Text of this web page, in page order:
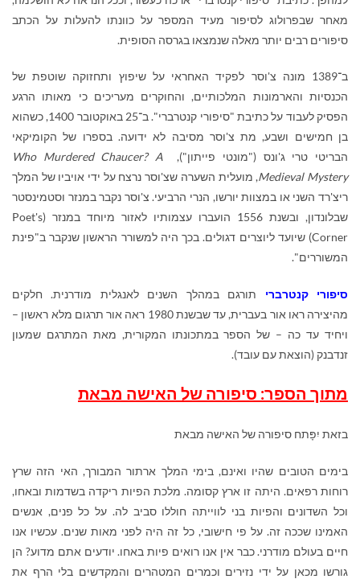
מאחר שבפרולוג לסיפור מעיד המספר על כוונתו להעלות על הכתב
סיפורים רבים יותר מאלה שנמצאו בגרסה הסופית.
ב־1389 מונה צ'וסר לפקיד האחראי על שיפוץ ותחזוקה שוטפת של
הכנסיות והארמונות המלכותיים, והחוקרים מעריכים כי מאותו הרגע
הפסיק לעבוד על כתיבת "סיפורי קנטרברי". ב־25 באוקטובר 1400, כשהוא
בן חמישים ושבע, מת צ'וסר מסיבה לא ידועה. בספרו של הקומיקאי
הבריטי טרי ג'ונס ("מונטי פייתון"), Who Murdered Chaucer? A
Medieval Mystery, מועלית השערה שצ'וסר נרצח על ידי אויביו של המלך
ריצ'רד השני או במצוות יורשו, הנרי הרביעי. צ'וסר נקבר במנזר וסטמינסטר
שבלונדון, ובשנת 1556 הועברו עצמותיו לאזור מיוחד במנזר (
Poet's
Corner) שיועד ליוצרים דגולים. בכך היה למשורר הראשון שנקבר ב"פינת
המשוררים".
סיפורי קנטרברי תורגם במהלך השנים לאנגלית מודרנית. חלקים
מהיצירה ראו אור בעברית, עד שבשנת 1980 ראה אור תרגום מלא ראשון –
ויחיד עד כה – של הספר במתכונתו המקורית, מאת המתרגם שמעון
זנדבנק (הוצאת עם עובד).
מתוך הספר: סיפורה של האישה מבאת
בזאת יִפָּתח סיפורה של האישה מבאת
בימים הטובים שהיו ואינם, בימי המלך ארתור המבורך, האי הזה שרץ
רוחות רפאים. היתה זו ארץ קסומה. מלכת הפיות ריקדה בשדמות ובאחו,
וכל השדונים והפיות בני לווייתה חוללו סביב לה. על כל פנים, אנשים
האמינו שככה זה. על פי חישובי, כל זה היה לפני מאות שנים. עכשיו אנו
חיים בעולם מודרני. כבר אין אנו רואים פיות באחו. יודעים אתם מדוע? הן
גורשו מכאן על ידי נזירים וכמרים המטהרים והמקדשים בלי הרף את